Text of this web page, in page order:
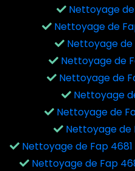
Nettoyage
Nettoyage de
Nettoyage de
Nettoyage de
Nettoyage de
Nettoyage
Nettoyage de
Nettoyage de
Nettoyage de Fap
Nettoyage de Fap